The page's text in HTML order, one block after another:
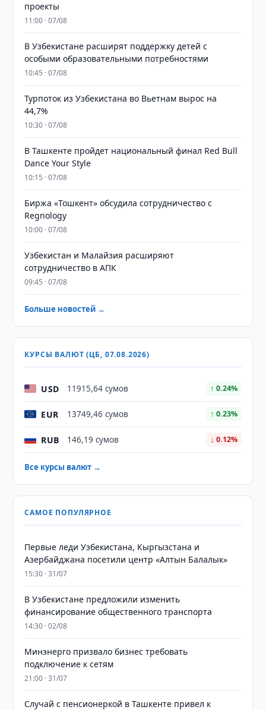
проекты
11:00 · 07/08
В Узбекистане расширят поддержку детей с
особыми образовательными потребностями
10:45 · 07/08
Турпоток из Узбекистана во Вьетнам вырос на
44,7%
10:30 · 07/08
В Ташкенте пройдет национальный финал Red Bull
Dance Your Style
10:15 · 07/08
Биржа «Тошкент» обсудила сотрудничество с
Regnology
10:00 · 07/08
Узбекистан и Малайзия расширяют
сотрудничество в АПК
09:45 · 07/08
Больше новостей →
КУРСЫ ВАЛЮТ (ЦБ, 07.08.2026)
USD 11915,64 сумов ↑ 0.24%
EUR 13749,46 сумов ↑ 0.23%
RUB 146,19 сумов ↓ 0.12%
Все курсы валют →
САМОЕ ПОПУЛЯРНОЕ
Первые леди Узбекистана, Кыргызстана и
Азербайджана посетили центр «Алтын Балалык»
15:30 · 31/07
В Узбекистане предложили изменить
финансирование общественного транспорта
14:30 · 02/08
Минэнерго призвало бизнес требовать
подключение к сетям
21:00 · 31/07
Случай с пенсионеркой в Ташкенте привел к